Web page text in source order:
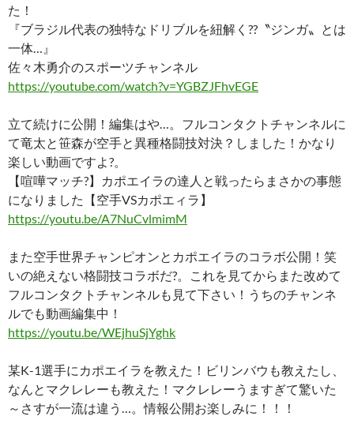
た！
『ブラジル代表の独特なドリブルを紐解く??〝ジンガ〟とは
一体…』
佐々木勇介のスポーツチャンネル
https://youtube.com/watch?v=YGBZJFhvEGE
立て続けに公開！編集はや…。フルコンタクトチャンネルに
て竜太と笹森が空手と異種格闘技対決？しました！かなり
楽しい動画ですよ?。
【喧嘩マッチ?】カポエイラの達人と戦ったらまさかの事態
になりました【空手VSカポエィラ】
https://youtu.be/A7NuCvlmimM
また空手世界チャンピオンとカポエイラのコラボ公開！笑
いの絶えない格闘技コラボだ?。これを見てからまた改めて
フルコンタクトチャンネルも見て下さい！うちのチャンネ
ルでも動画編集中！
https://youtu.be/WEjhuSjYghk
某K-1選手にカポエイラを教えた！ビリンバウも教えたし、
なんとマクレレーも教えた！マクレレーうますぎて驚いた
～さすが一流は違う…。情報公開お楽しみに！！！